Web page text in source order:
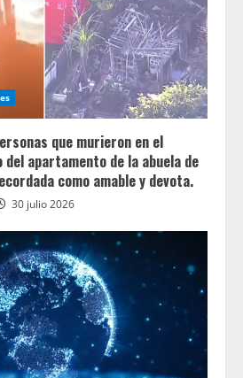
que murieron en el
apartamento de la abuela de
como amable y devota.
30 julio 2026